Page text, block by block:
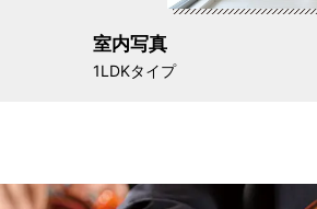
室内写真
1LDKタイプ